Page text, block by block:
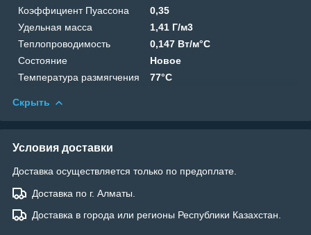
Коэффициент Пуассона
0,35
Удельная масса
1,41 Г/м3
Теплопроводимость
0,147 Вт/м°C
Состояние
Новое
Температура размягчения
77°C
Скрыть
Условия доставки
Доставка осуществляется только по предоплате.
Доставка по г. Алматы.
Доставка в города или регионы Республики Казахстан.